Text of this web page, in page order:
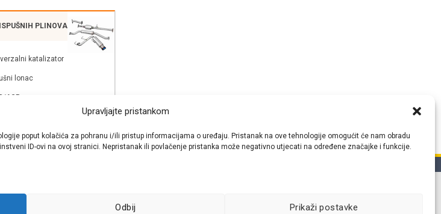
Upravljajte pristankom
poput kolačića za pohranu i/ili pristup informacijama o uređaju. Pristanak na ove tehnologije omogućit će nam obradu
ID-ovi na ovoj stranici. Nepristanak ili povlačenje pristanka može negativno utjecati na određene značajke i funkcije.
Odbij Prikaži postavke
PLINOVA
katalizator
lonac
AGR
- preko 200 svjetski poznatih i priznatih
i tipove osobnih i lakih teretnih vozila.